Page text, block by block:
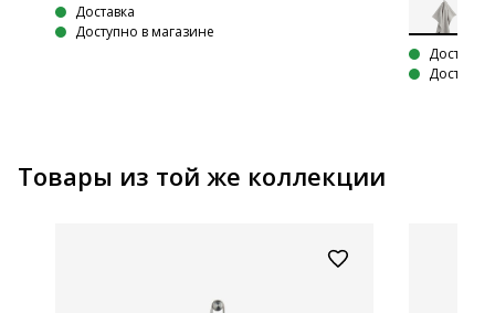
Доставка
Доступно в магазине
Доставка
Товары из той же коллекции